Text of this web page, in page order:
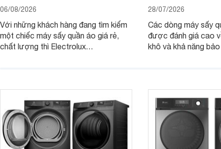
06/08/2026
Với những khách hàng đang tìm kiếm
một chiếc máy sấy quần áo giá rẻ,
chất lượng thì Electrolux
28/07/2026
Các dòng máy sấy
được đánh giá cao
khô và khả năng
mẫu máy sấy quần
rẻ cho nhu cầu sử